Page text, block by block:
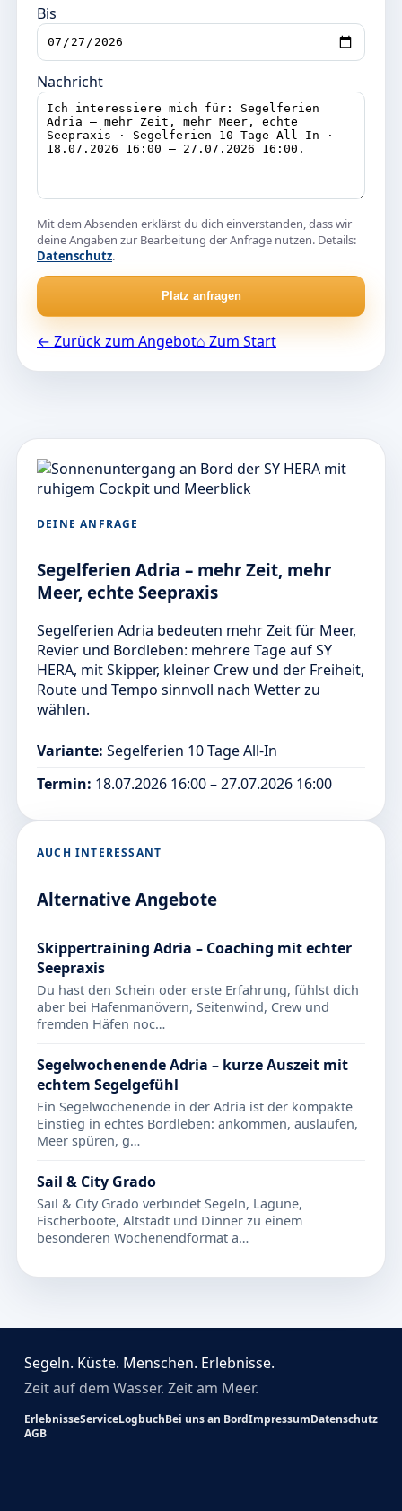
Bis
Nachricht
Mit dem Absenden erklärst du dich einverstanden, dass wir
deine Angaben zur Bearbeitung der Anfrage nutzen. Details:
Datenschutz.
Platz anfragen
← Zurück zum Angebot⌂ Zum Start
DEINE ANFRAGE
Segelferien Adria – mehr Zeit, mehr
Meer, echte Seepraxis
Segelferien Adria bedeuten mehr Zeit für Meer,
Revier und Bordleben: mehrere Tage auf SY
HERA, mit Skipper, kleiner Crew und der Freiheit,
Route und Tempo sinnvoll nach Wetter zu
wählen.
Variante: Segelferien 10 Tage All-In
Termin: 18.07.2026 16:00 – 27.07.2026 16:00
AUCH INTERESSANT
Alternative Angebote
Skippertraining Adria – Coaching mit echter
Seepraxis
Du hast den Schein oder erste Erfahrung, fühlst dich
aber bei Hafenmanövern, Seitenwind, Crew und
fremden Häfen noc…
Segelwochenende Adria – kurze Auszeit mit
echtem Segelgefühl
Ein Segelwochenende in der Adria ist der kompakte
Einstieg in echtes Bordleben: ankommen, auslaufen,
Meer spüren, g…
Sail & City Grado
Sail & City Grado verbindet Segeln, Lagune,
Fischerboote, Altstadt und Dinner zu einem
besonderen Wochenendformat a…
Segeln. Küste. Menschen. Erlebnisse.
Zeit auf dem Wasser. Zeit am Meer.
ErlebnisseServiceLogbuchBei uns an BordImpressumDatenschutz
AGB